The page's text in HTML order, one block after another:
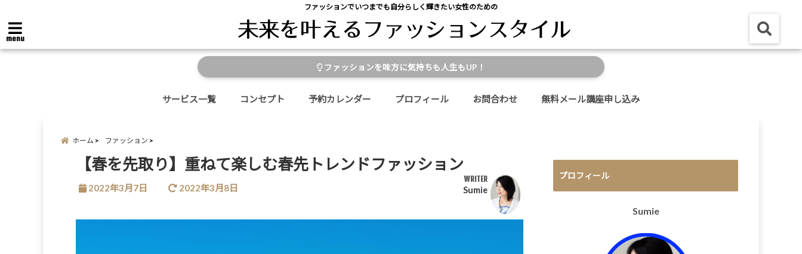
ファッションでいつまでも自分らしく輝きたい女性のための
menu
ファッションを味方に気持ちも人生もUP！
サービス一覧 コンセプト 予約カレンダー プロフィール お問合わせ 無料メール講座申し込み
ホーム ファッション
【春を先取り】重ねて楽しむ春先トレンドファッション
2022年3月7日 2022年3月8日
WRITER
Sumie
プロフィール
Sumie